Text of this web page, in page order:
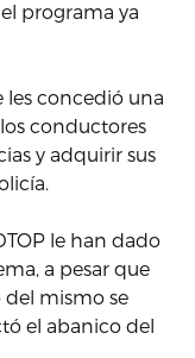
programa ya
les concedió una
conductores
y adquirir sus
le han dado
a pesar que
del mismo se
el abanico del